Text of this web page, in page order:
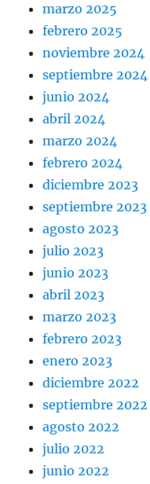
marzo 2025
febrero 2025
noviembre 2024
septiembre 2024
junio 2024
abril 2024
marzo 2024
febrero 2024
diciembre 2023
septiembre 2023
agosto 2023
julio 2023
junio 2023
abril 2023
marzo 2023
febrero 2023
enero 2023
diciembre 2022
septiembre 2022
agosto 2022
julio 2022
junio 2022